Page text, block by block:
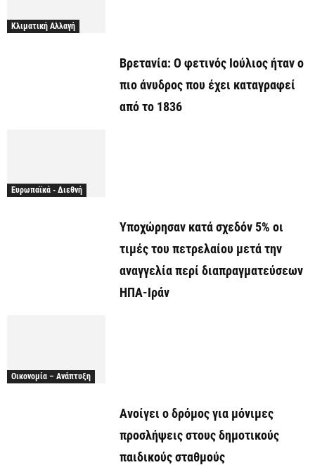
Κλιματική Αλλαγή
Βρετανία: Ο φετινός Ιούλιος ήταν ο
πιο άνυδρος που έχει καταγραφεί
από το 1836
Ευρωπαϊκά - Διεθνή
Υποχώρησαν κατά σχεδόν 5% οι
τιμές του πετρελαίου μετά την
αναγγελία περί διαπραγματεύσεων
ΗΠΑ-Ιράν
Οικονομία – Ανάπτυξη
Ανοίγει ο δρόμος για μόνιμες
προσλήψεις στους δημοτικούς
παιδικούς σταθμούς